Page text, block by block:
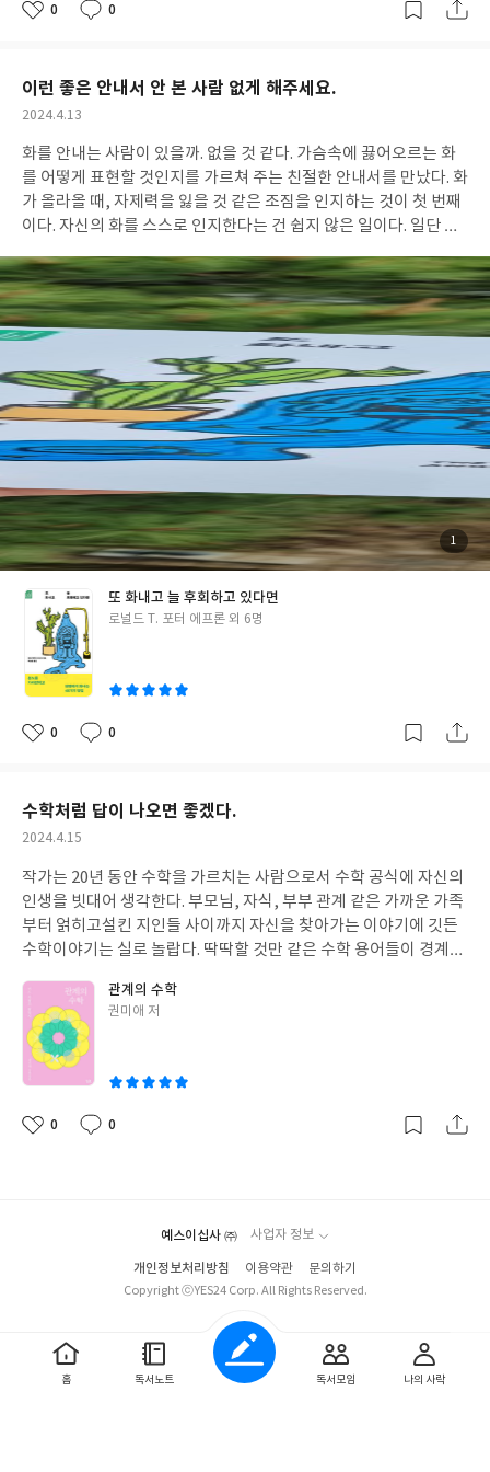
좋
0
댓
0
작
이런 좋은 안내서 안 본 사람 없게 해주세요.
작
일
2024.4.13
화를 안내는 사람이 있을까. 없을 것 같다. 가슴속에 끓어오르는 화
를 어떻게 표현할 것인지를 가르쳐 주는 친절한 안내서를 만났다. 화
가 올라올 때, 자제력을 잃을 것 같은 조짐을 인지하는 것이 첫 번째
이다. 자신의 화를 스스로 인지한다는 건 쉽지 않은 일이다. 일단 자
분노에 잠식당하지 않으려면 자신이 화를 내고 있다는 것부터 아는
것이 시작이다. 자신을 알아가는 것은 행복을 위해서만이 아니었다.
화가 날 때도 스스로 어떻게 행동할지를 정하는 것이 분노를 관리하
는 첫 번째 단계이다. 분노를 자각하고 분노를 관리하기 위한 방법에
는 화나는 일에 대한 집착 버리기, 분노가 차단하는 감정 찾기, 다른
사람의 마음을 느껴보기, 심호흡, 근육 이완 등 여러 가지 분노 관리
법이 소개된다. 이러한 방법들은 분노 탈출을 위해서도 필요하지만
생각해 보면 스트레스를 받는 상황 그 어디에도 사용할 수 있는 방법
들이다. 결국, 자신의 문제를 스스로 알아채고, 스스로 돌보고 해결
방안을 찾으면서 더 나은 삶을 영위할 수 있는 방법이라고 할 수 있
다. 가족이나 친구 가까운 사람부터 직장 상사나 동료 등 다양한 인
간관계에서 화가 나지 않는 관계는 아마 무관심하고 아무 사이 아닌
관계일 것이다. 자연스러운 분노를 받아들이고 화에 잠식당하지 않
는 것이 나를 지키는 일이고, 관계를 유지하는 방법이다. 이 책을 읽
고 가장 좋은 점은 읽는 내내 화를 내지 말자고 다짐하게 되었고, 설
령 화가 났더라도 인지하는 의식이 자리 잡았다. 확실히 화를 덜 낸
다. 하루에도 수 없이 아이들과 부대끼다 보면 내 안의 분노가 용암
처럼 들끓고 있음에 놀라곤 한다. 화는 누구도 피할 수 없는 정상적
내는 방법을 나에게 맞게 궁리도 해보았다. 오늘날, 세상은 분노로
면 우리는 건강한 연결을 지닌 사회로 거듭나지 않을까. 이런 좋은
안내서 안 본 사람 없게 해 주세요. *도서를 출판사에서 제공받아 주
관리 #인간관계 #또화늘후_분노탈출서평단
첨
부
된
사
1
또 화내고 늘 후회하고 있다면
글
로널드 T. 포터 에프론 외 6명
좋
0
댓
0
작
수학처럼 답이 나오면 좋겠다.
작
일
2024.4.15
작가는 20년 동안 수학을 가르치는 사람으로서 수학 공식에 자신의
인생을 빗대어 생각한다. 부모님, 자식, 부부 관계 같은 가까운 가족
부터 얽히고설킨 지인들 사이까지 자신을 찾아가는 이야기에 깃든
수학이야기는 실로 놀랍다. 딱딱할 것만 같은 수학 용어들이 경계를
수포자인 내가 원망스러웠다. 수학을 몰라도 책을 읽으며 생각하는
것은 가능하지만, 수학을 만약 잘 안다면 이 책을 훨씬 더 재미있게
이해할 수 있을 것만 같다. 수학 공부가 하고 싶어 졌다. 작가가 수학
이라는 방식으로 자신의 인생을 풀이한 것처럼 나의 인생을 풀어나
갈 방식은 무엇일까 궁금해지기 시작했다.
학 공식처럼 딱 떨어지는 삶을 살아가고 싶은 날이 있지 않은가. 알
관계의 수학
글
권미애 저
좋
0
댓
0
작
홈 독서노트 독서모임 나의 사락
예스이십사 ㈜ 사업자 정보
개인정보처리방침 이용약관
문의하기
Copyright ⓒYES24 Corp. All Rights Reserved.